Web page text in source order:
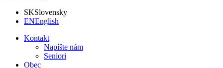
SKSlovensky
ENEnglish
Kontakt
Napíšte nám
Seniori
Obec